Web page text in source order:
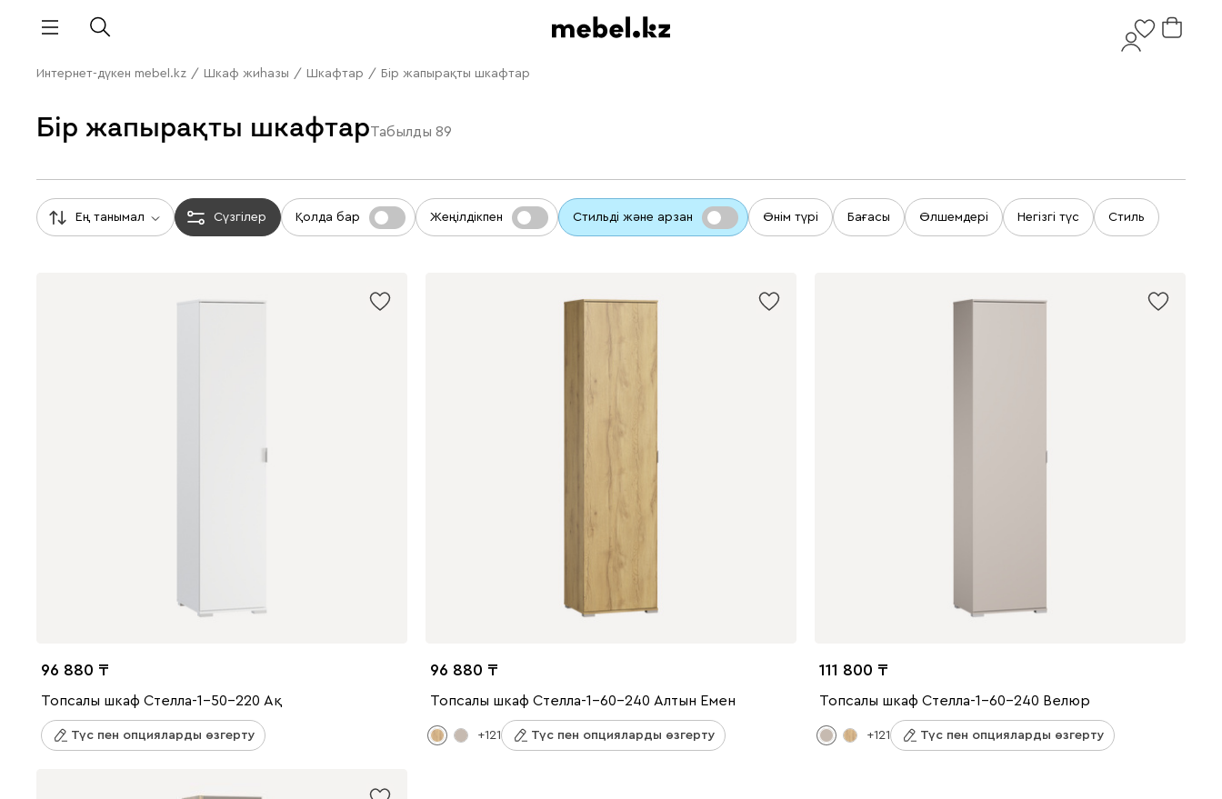
Интернет-дүкен mebel.kz / Шкаф жиһазы / Шкафтар / Бір жапырақты шкафтар
Бір жапырақты шкафтарТабылды 89
Ең танымал Сүзгілер Қолда бар Жеңілдікпен Стильді және арзан Өнім түрі Бағасы Өлшемдері Негізгі түс Стиль
96 880
Топсалы шкаф Стелла-1-50-220 Ақ
Түс пен опцияларды өзгерту
96 880
Топсалы шкаф Стелла-1-60-240 Алтын Емен
+121 Түс пен опцияларды өзгерту
111 800
Топсалы шкаф Стелла-1-60-240 Велюр
+121 Түс пен опцияларды өзгерту